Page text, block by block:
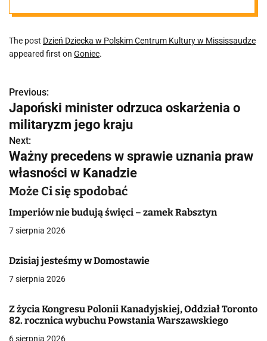
Mississaudze
The post Dzień Dziecka w Polskim Centrum Kultury w Mississaudze
appeared first on Goniec.
N
a
w
i
g
a
c
j
a
p
Previous:
Japoński minister odrzuca oskarżenia o
militaryzm jego kraju
Next:
Ważny precedens w sprawie uznania praw
własności w Kanadzie
Może Ci się spodobać
Imperiów nie budują święci – zamek Rabsztyn
7 sierpnia 2026
Dzisiaj jesteśmy w Domostawie
7 sierpnia 2026
Z życia Kongresu Polonii Kanadyjskiej, Oddział Toronto
82. rocznica wybuchu Powstania Warszawskiego
6 sierpnia 2026